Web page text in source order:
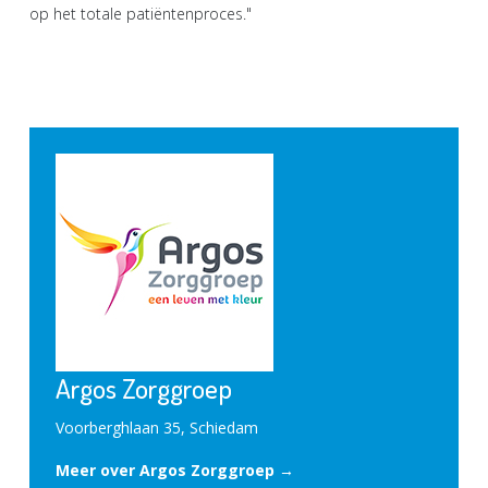
op het totale patiëntenproces."
Argos Zorggroep
Voorberghlaan 35, Schiedam
Meer over Argos Zorggroep →